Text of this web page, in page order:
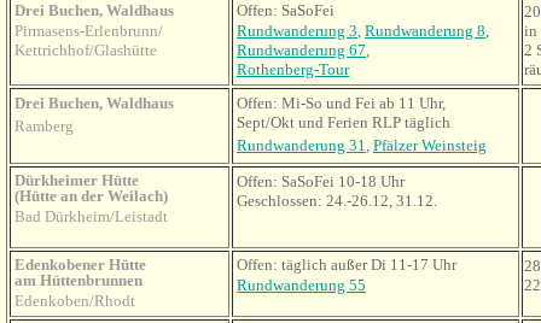
Drei Buchen, Waldhaus
Pirmasens-Erlenbrunn/
Kettrichhof/Glashütte
Offen: SaSoFei
Rundwanderung 3, Rundwanderung 8,
Rundwanderung 67,
Rothenberg-Tour
in
2
Drei Buchen, Waldhaus
Ramberg
Offen: Mi-So und Fei ab 11 Uhr,
Sept/Okt und Ferien RLP täglich
Rundwanderung 31, Pfälzer Weinsteig
Dürkheimer Hütte
(Hütte an der Weilach)
Bad Dürkheim/Leistadt
Offen: SaSoFei 10-18 Uhr
Geschlossen: 24.-26.12, 31.12.
Edenkobener Hütte
am Hüttenbrunnen
Edenkoben/Rhodt
Offen: täglich außer Di 11-17 Uhr
Rundwanderung 55